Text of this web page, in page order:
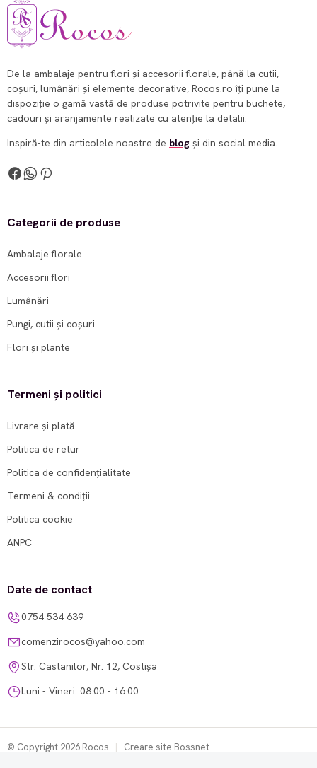
De la ambalaje pentru flori și accesorii florale, până la cutii,
coșuri, lumânări și elemente decorative, Rocos.ro îți pune la
dispoziție o gamă vastă de produse potrivite pentru buchete,
cadouri și aranjamente realizate cu atenție la detalii.
Inspiră-te din articolele noastre de blog și din social media.
Categorii de produse
Ambalaje florale
Accesorii flori
Lumânări
Pungi, cutii și coșuri
Flori și plante
Termeni și politici
Livrare și plată
Politica de retur
Politica de confidențialitate
Termeni & condiții
Politica cookie
ANPC
Date de contact
0754 534 639
comenzirocos@yahoo.com
Str. Castanilor, Nr. 12, Costișa
Luni - Vineri: 08:00 - 16:00
© Copyright 2026 Rocos | Creare site Bossnet